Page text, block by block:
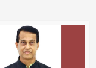
পাকিস্তানসহ ১৩
নিয়োগ দিল সৌদি